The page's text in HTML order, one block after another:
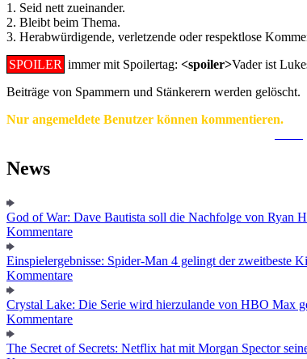
1. Seid nett zueinander.
2. Bleibt beim Thema.
3. Herabwürdigende, verletzende oder respektlose
SPOILER immer mit Spoilertag: <spoiler>Vader ist
Beiträge von Spammern und Stänkerern werden gelöscht.
Nur angemeldete Benutzer können kommentieren.
News
God of War: Dave Bautista soll die Nachfolge von Ryan
Kommentare
Einspielergebnisse: Spider-Man 4 gelingt der zweitbeste
Kommentare
Crystal Lake: Die Serie wird hierzulande von HBO Max
Kommentare
The Secret of Secrets: Netflix hat mit Morgan Spector